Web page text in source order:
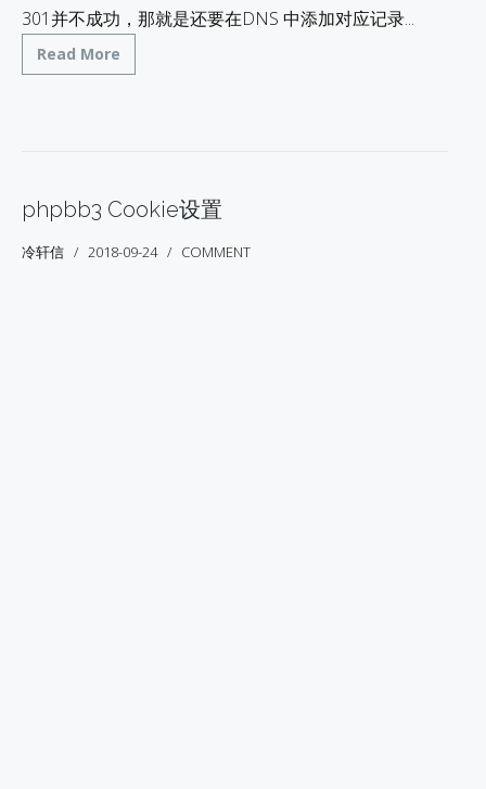
301并不成功，那就是还要在DNS 中添加对应记录...
Read More
phpbb3 Cookie设置
冷轩信 2018-09-24 COMMENT